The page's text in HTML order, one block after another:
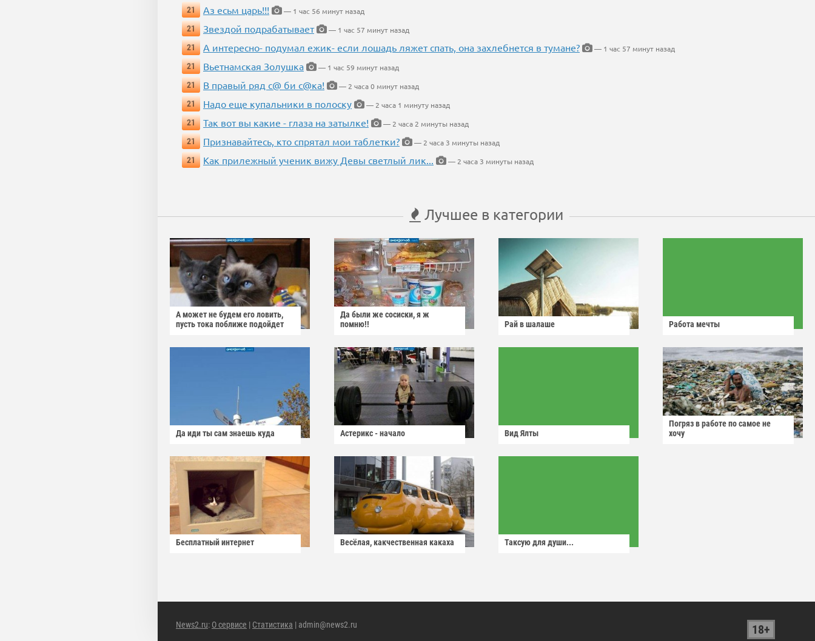
21
Аз есьм царь!!!
— 1 час 56 минут назад
21
Звездой подрабатывает
— 1 час 57 минут назад
21
А интересно- подумал ежик- если лошадь ляжет спать, она захлебнется в тумане?
— 1 час 57 минут назад
21
Вьетнамская Золушка
— 1 час 59 минут назад
21
В правый ряд с@ би с@ка!
— 2 часа 0 минут назад
21
Надо еще купальники в полоску
— 2 часа 1 минуту назад
21
Так вот вы какие - глаза на затылке!
— 2 часа 2 минуты назад
21
Признавайтесь, кто спрятал мои таблетки?
— 2 часа 3 минуты назад
21
Как прилежный ученик вижу Девы светлый лик... — 2 часа 3 минуты назад
Лучшее в категории
А может не будем его ловить,
пусть тока поближе подойдет
Да были же сосиски, я ж
помню!!
Рай в шалаше Работа мечты
Да иди ты сам знаешь куда Астерикс - начало Вид Ялты
Погряз в работе по самое не
хочу
Бесплатный интернет Весёлая, какчественная какаха Таксую для души...
News2.ru: О сервисе | Статистика | admin@news2.ru 18+